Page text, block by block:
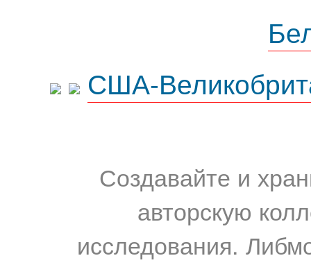
США-
Создавайте и
авторскую
исследования.